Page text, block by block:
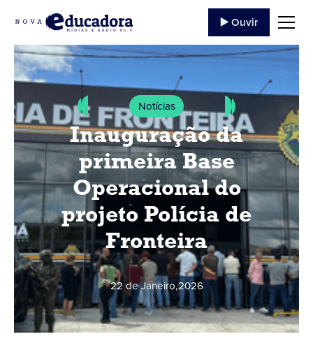
▶️ Ouvir
Notícias
Inauguração da
primeira Base
Operacional do
projeto Polícia de
Fronteira
22 de Janeiro,2026